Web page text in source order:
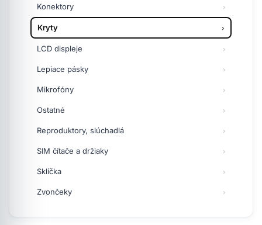
Konektory
Kryty
LCD displeje
Lepiace pásky
Mikrofóny
Ostatné
Reproduktory, slúchadlá
SIM čítače a držiaky
Sklíčka
Zvončeky